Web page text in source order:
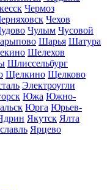
Чермоз
Чехов
Чулым Чусовой
Шарья Шатура
Шелехов
Шлиссельбург
Щелкино Щелково
Электроугли
Южа Южно-
Юрга Юрьев-
Якутск Ялта
Ярцево